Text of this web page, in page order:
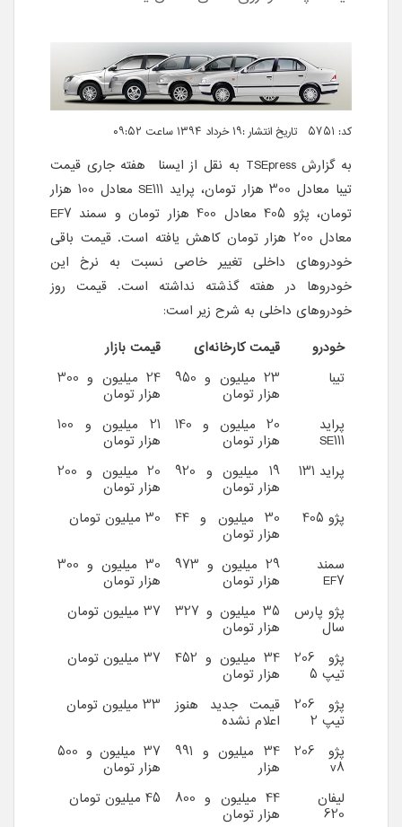
کد: 5751 تاریخ انتشار :۱۹ خرداد ۱۳۹۴ ساعت ۰۹:۵۲
به گزارشTSEpress به نقل از ایسنا هفته جاری قیمت
تیبا معادل 300 هزار تومان، پراید SE111 معادل 100 هزار
تومان، پژو 405 معادل 400 هزار تومان و سمند EF7
معادل 200 هزار تومان کاهش یافته است. قیمت باقی
خودروهای داخلی تغییر خاصی نسبت به نرخ این
خودروها در هفته گذشته نداشته است. قیمت روز
خودروهای داخلی به شرح زیر است:
خودرو
قیمت کارخانه‌ای
قیمت بازار
تیبا
23 میلیون و 950
هزار تومان
24 میلیون و 300
هزار تومان
پراید
SE111
20 میلیون و 140
هزار تومان
21 میلیون و 100
هزار تومان
پراید 131
19 میلیون و 920
هزار تومان
20 میلیون و 200
هزار تومان
پژو 405
30 میلیون و 44
هزار تومان
30 میلیون تومان
سمند
EF7
29 میلیون و 973
هزار تومان
30 میلیون و 300
هزار تومان
پژو پارس
سال
35 میلیون و 327
هزار تومان
37 میلیون تومان
پژو 206
تیپ 5
34 میلیون و 452
هزار تومان
37 میلیون تومان
پژو 206
تیپ 2
قیمت جدید هنوز
اعلام نشده
33 میلیون تومان
پژو 206
v8
34 میلیون و 991
هزار
37 میلیون و 500
هزار تومان
لیفان
620
44 میلیون و 800
هزار تومان
45 میلیون تومان